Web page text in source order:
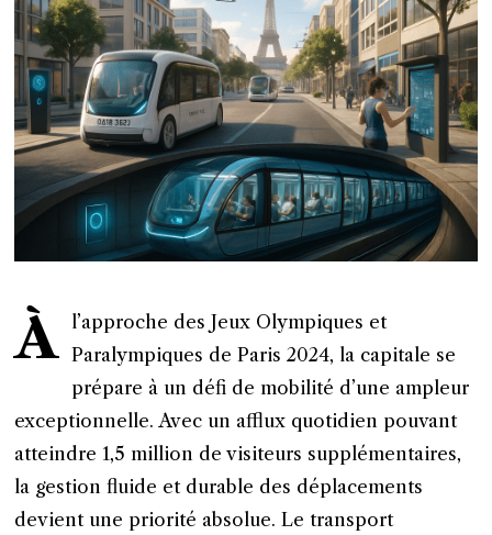
À
l’approche des Jeux Olympiques et
Paralympiques de Paris 2024, la capitale se
prépare à un défi de mobilité d’une ampleur
exceptionnelle. Avec un afflux quotidien pouvant
atteindre 1,5 million de visiteurs supplémentaires,
la gestion fluide et durable des déplacements
devient une priorité absolue. Le transport